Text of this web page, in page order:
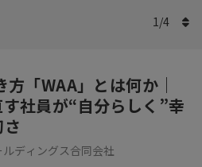
1/4
「WAA」とは何か｜
社員が“自分らしく”幸
ディングス合同会社